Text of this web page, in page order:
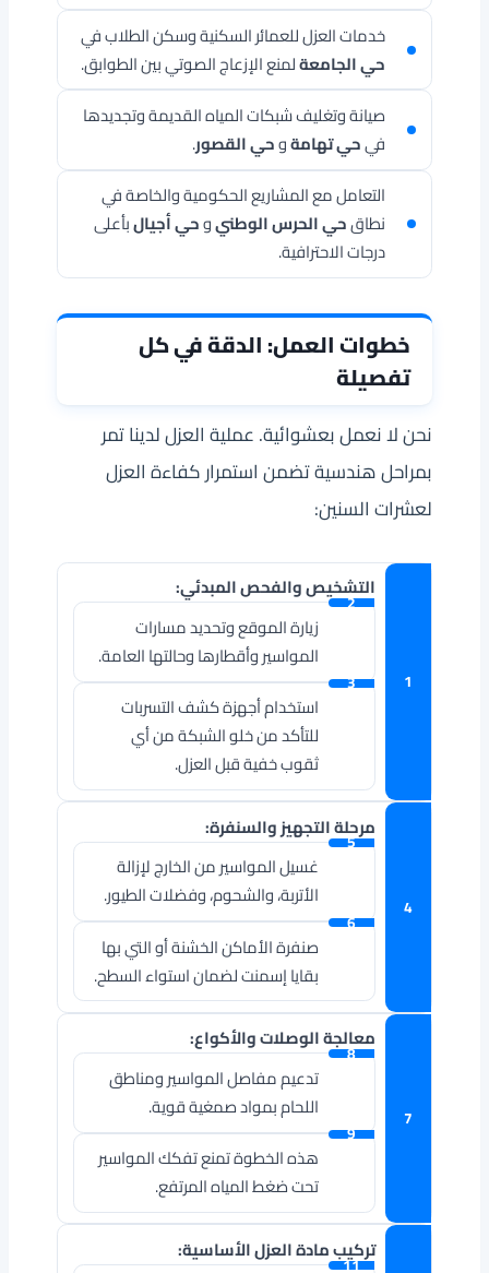
خدمات العزل للعمائر السكنية وسكن الطلاب في
حي الجامعةلمنع الإزعاج الصوتي بين الطوابق.
صيانة وتغليف شبكات المياه القديمة وتجديدها
فيحي تهامةوحي القصور.
التعامل مع المشاريع الحكومية والخاصة في
نطاقحي الحرس الوطنيوحي أجيالبأعلى
درجات الاحترافية.
خطوات العمل: الدقة في كل
تفصيلة
نحن لا نعمل بعشوائية. عملية العزل لدينا تمر
بمراحل هندسية تضمن استمرار كفاءة العزل
لعشرات السنين:
التشخيص والفحص المبدئي:
زيارة الموقع وتحديد مسارات
المواسير وأقطارها وحالتها العامة.
استخدام أجهزة كشف التسربات
للتأكد من خلو الشبكة من أي
ثقوب خفية قبل العزل.
مرحلة التجهيز والسنفرة:
غسيل المواسير من الخارج لإزالة
الأتربة، والشحوم، وفضلات الطيور.
صنفرة الأماكن الخشنة أو التي بها
بقايا إسمنت لضمان استواء السطح.
معالجة الوصلات والأكواع:
تدعيم مفاصل المواسير ومناطق
اللحام بمواد صمغية قوية.
هذه الخطوة تمنع تفكك المواسير
تحت ضغط المياه المرتفع.
تركيب مادة العزل الأساسية: